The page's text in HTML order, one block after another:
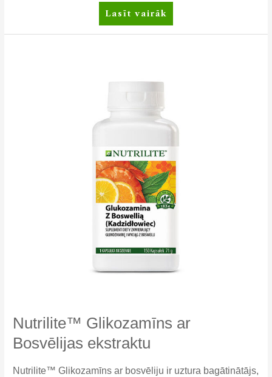
Nutrilite™
Daily
Lasīt vairāk
Nutrilite™ Glikozamīns ar
Bosvēlijas ekstraktu
Nutrilite™ Glikozamīns ar bosvēliju ir uztura bagātinātājs,